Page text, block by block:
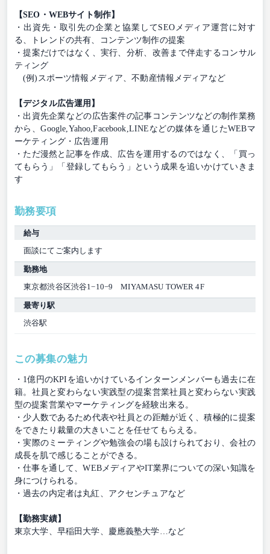
【SEO・WEBサイト制作】
・出資先・取引先の企業と協業してSEOメディア運営に対す
る、トレンドの共有、コンテンツ制作の提案
・提案だけではなく、実行、分析、改善まで伴走するコンサル
ティング
(例)スポーツ情報メディア、不動産情報メディアなど
【デジタル広告運用】
・出資先企業などの広告案件の記事コンテンツなどの制作業務
から、Google,Yahoo,Facebook,LINEなどの媒体を通じたWEBマ
ーケティング・広告運用
・ただ漫然と記事を作成、広告を運用するのではなく、「買っ
てもらう」「登録してもらう」という成果を追いかけていきま
す
勤務要項
給与
面談にてご案内します
勤務地
東京都渋谷区渋谷1−10−9 MIYAMASU TOWER 4F
最寄り駅
渋谷駅
この募集の魅力
・1億円のKPIを追いかけているインターンメンバーも過去に在
籍。社員と変わらない実践型の提案営業社員と変わらない実践
型の提案営業やマーケティングを経験出来る。
・少人数であるため代表や社員との距離が近く、積極的に提案
をできたり裁量の大きいことを任せてもらえる。
・実際のミーティングや勉強会の場も設けられており、会社の
成長を肌で感じることができる。
・仕事を通して、WEBメディアやIT業界についての深い知識を
身につけられる。
・過去の内定者は丸紅、アクセンチュアなど
【勤務実績】
東京大学、早稲田大学、慶應義塾大学…など